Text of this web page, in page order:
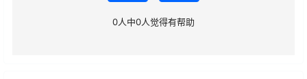
0人中0人觉得有帮助